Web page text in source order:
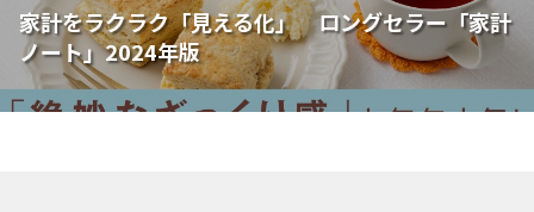
家計をラクラク「見える化」 ロングセラー「家計
ノート」2024年版